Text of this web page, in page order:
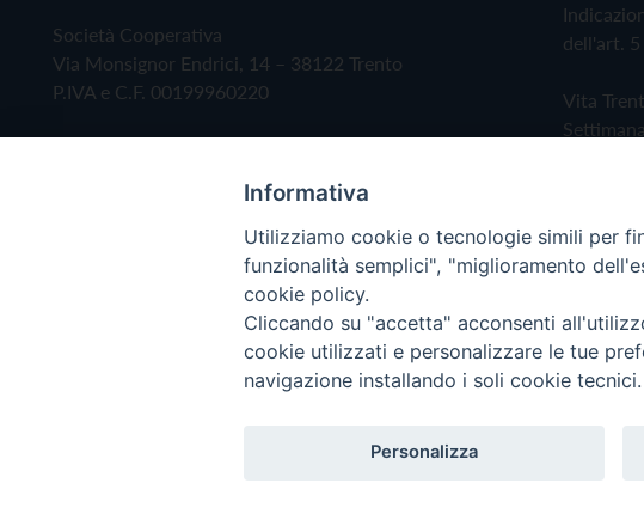
Società Cooperativa
Via Monsignor Endrici, 14 – 38122 Trento
P.IVA e C.F. 00199960220
dell'art. 5
Vita
Privacy
Copyright © 2019 - Tutti i diritti riservati - Vita Trentina
Informativa
Utilizziamo cookie o tecnologie simili per
funzionalità semplici", "miglioramento
cookie policy.
Cliccando su "accetta" acconsenti
cookie utilizzati e personalizzare le tue
navigazione installando i soli cookie
Personalizza